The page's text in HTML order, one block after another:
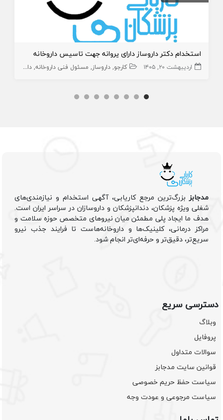
استخدام دکتر داروساز دارای پروانه جهت تاسیس داروخانه
اردیبهشت ۲۰, ۱۴۰۵ کارجو داروساز مسئول فنی داروخانه داروخانه و داروساز
مدجابزبزرگ‌ترین مرجع کاریابی، آگهی استخدام و نیازمندی‌های
شغلی ویژه پزشکان، دندانپزشکان و داروسازان در سراسر ایران است.
هدف ما ایجاد پلی مطمئن میان نیروهای متخصص حوزه سلامت و
مراکز درمانی، کلینیک‌ها و داروخانه‌هاست تا فرایند جذب نیرو
سریع‌تر، دقیق‌تر و حرفه‌ای‌تر انجام شود.
دسترسی سریع
وبلاگ
پروفایل
سوالات متداول
قوانین سایت مدجابز
سیاست حفظ حریم خصوصی
سیاست مرجوعی و عودت وجه